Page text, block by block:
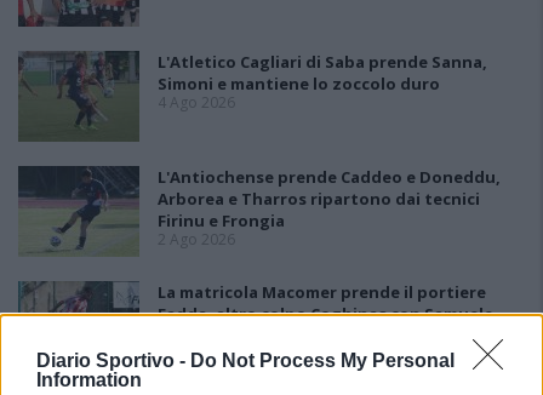
Diario Sportivo - Do Not Process My Personal
Information
L'Atletico Cagliari di Saba prende Sanna,
Simoni e mantiene lo zoccolo duro
4 Ago 2026
L'Antiochense prende Caddeo e Doneddu,
Arborea e Tharros ripartono dai tecnici
Firinu e Frongia
2 Ago 2026
La matricola Macomer prende il portiere
Fadda, altro colpo Coghinas con Samuele
2 Ago 2026